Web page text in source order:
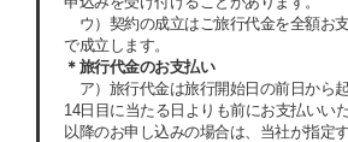
ウ）契約の成立はご旅行代金を全額お
で成立します。
＊旅行代金のお支払い
ア）旅行代金は旅行開始日の前日から
14日目に当たる日よりも前にお支払いい
以降のお申し込みの場合は、当社が指定